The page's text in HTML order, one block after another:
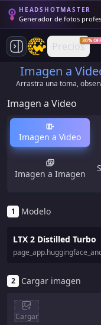
HEADSHOTMASTER
Generador de fotos
Precios30% OFF
Imagen a
Arrastra una toma,
Imagen a Video
Imagen a Video
Imagen a Imagen
1 Modelo
LTX 2 Distilled Turbo
2 Cargar imagen
Cargar